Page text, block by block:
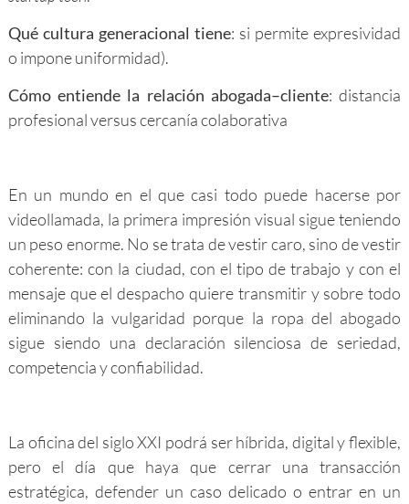
Qué cultura generacional tiene: si permite expresividad
o impone uniformidad).
Cómo entiende la relación abogada–cliente: distancia
profesional versus cercanía colaborativa
En un mundo en el que casi todo puede hacerse por
videollamada, la primera impresión visual sigue teniendo
un peso enorme. No se trata de vestir caro, sino de vestir
coherente: con la ciudad, con el tipo de trabajo y con el
mensaje que el despacho quiere transmitir y sobre todo
eliminando la vulgaridad porque la ropa del abogado
sigue siendo una declaración silenciosa de seriedad,
competencia y confiabilidad.
La oficina del siglo XXI podrá ser híbrida, digital y flexible,
pero el día que haya que cerrar una transacción
estratégica, defender un caso delicado o entrar en un